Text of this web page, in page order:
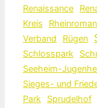
Renaissance
Kreis
Verband
Rügen
Schlosspark
Seeheim-
Sieges- und
Park
Sprudelhof